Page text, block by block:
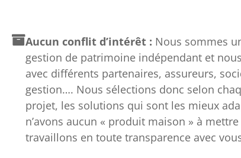
Aucun conflit d’intérêt : Nous sommes
gestion de patrimoine indépendant et
avec différents partenaires, assureurs,
gestion…. Nous sélections donc selon
projet, les solutions qui sont les mieux
n’avons aucun « produit maison » à
travaillons en toute transparence avec